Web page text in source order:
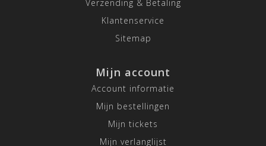
Verzending & Betaling
Klantenservice
Sitemap
Mijn account
Account informatie
Mijn bestellingen
Mijn tickets
Mijn verlanglijst